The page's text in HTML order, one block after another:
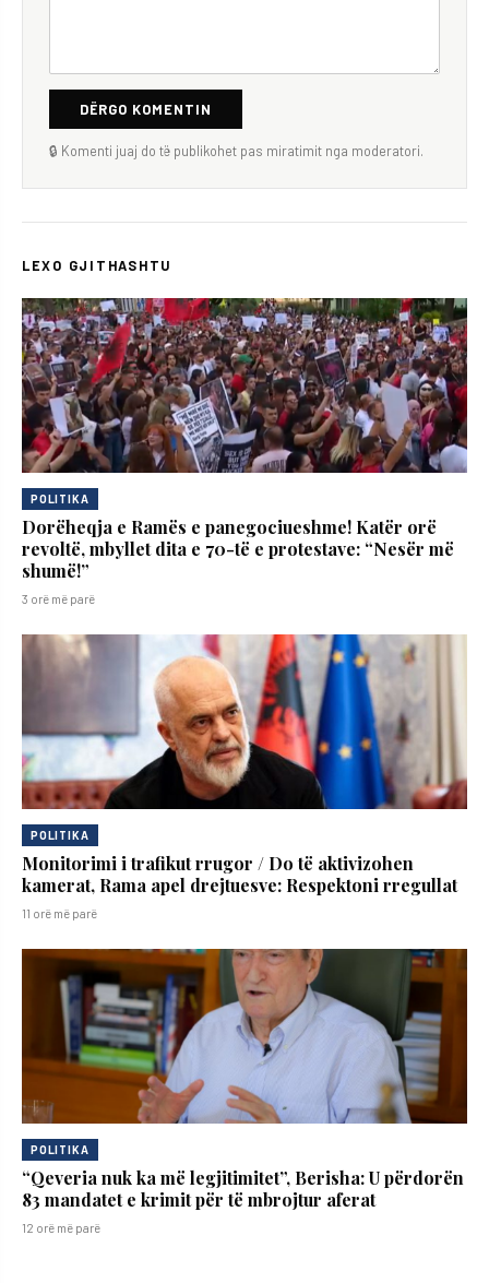
DËRGO KOMENTIN
🔒 Komenti juaj do të publikohet pas miratimit nga moderatori.
LEXO GJITHASHTU
POLITIKA
Dorëheqja e Ramës e panegociueshme! Katër orë
revoltë, mbyllet dita e 70-të e protestave: “Nesër më
shumë!”
3 orë më parë
POLITIKA
Monitorimi i trafikut rrugor / Do të aktivizohen
kamerat, Rama apel drejtuesve: Respektoni rregullat
11 orë më parë
POLITIKA
“Qeveria nuk ka më legjitimitet”, Berisha: U përdorën
83 mandatet e krimit për të mbrojtur aferat
12 orë më parë